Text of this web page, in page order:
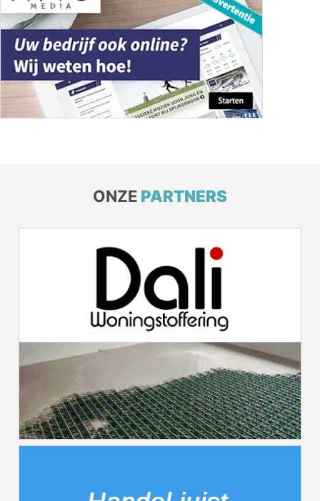
ONZE PARTNERS